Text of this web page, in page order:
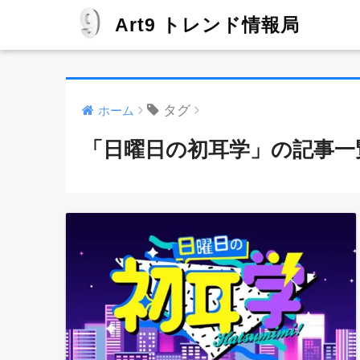
Art9 トレンド情報局
ホーム タグ
「日曜日の初耳学」の記事